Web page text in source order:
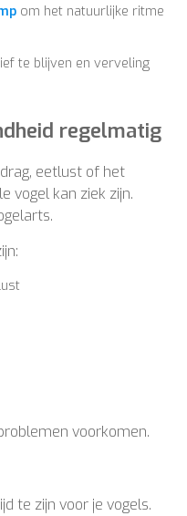
om het natuurlijke ritme
te blijven en verveling
regelmatig
eetlust of het
vogel kan ziek zijn.
voorkomen.
te zijn voor je vogels.